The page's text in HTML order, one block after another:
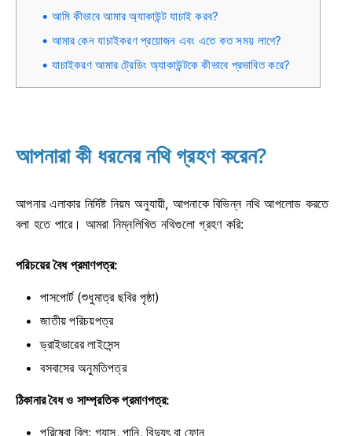
আমি কীভাবে আমার অ্যাকাউন্ট যাচাই করব?
আমার কেন যাচাইকরণ প্রয়োজন এবং এতে কত সময় লাগে?
যাচাইকরণ আমার ট্রেডিং অ্যাকাউন্টকে কীভাবে প্রভাবিত করে?
আপনারা কী ধরনের নথি গ্রহণ করেন?
আপনার এলাকার নির্দিষ্ট নিয়ম অনুযায়ী, আপনাকে বিভিন্ন নথি আপলোড করতে
বলা হতে পারে। আমরা নিম্নলিখিত নথিগুলো গ্রহণ করি:
পরিচয়ের বৈধ প্রমাণপত্র:
পাসপোর্ট (শুধুমাত্র ছবির পৃষ্ঠা)
জাতীয় পরিচয়পত্র
ড্রাইভারের লাইসেন্স
বসবাসের অনুমতিপত্র
ঠিকানার বৈধ ও সাম্প্রতিক প্রমাণপত্র:
পরিষেবা বিল: গ্যাস, পানি, বিদ্যুৎ বা ফোন